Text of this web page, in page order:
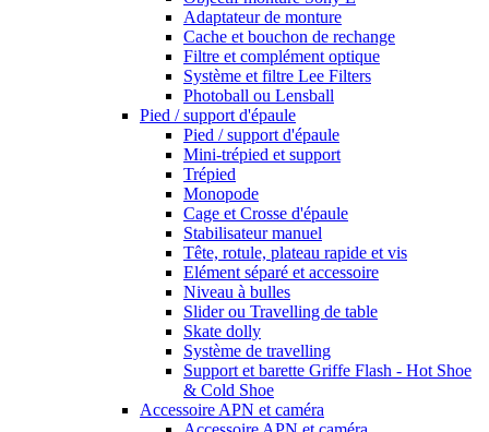
Adaptateur de monture
Cache et bouchon de rechange
Filtre et complément optique
Système et filtre Lee Filters
Photoball ou Lensball
Pied / support d'épaule
Pied / support d'épaule
Mini-trépied et support
Trépied
Monopode
Cage et Crosse d'épaule
Stabilisateur manuel
Tête, rotule, plateau rapide et vis
Elément séparé et accessoire
Niveau à bulles
Slider ou Travelling de table
Skate dolly
Système de travelling
Support et barette Griffe Flash - Hot Shoe
& Cold Shoe
Accessoire APN et caméra